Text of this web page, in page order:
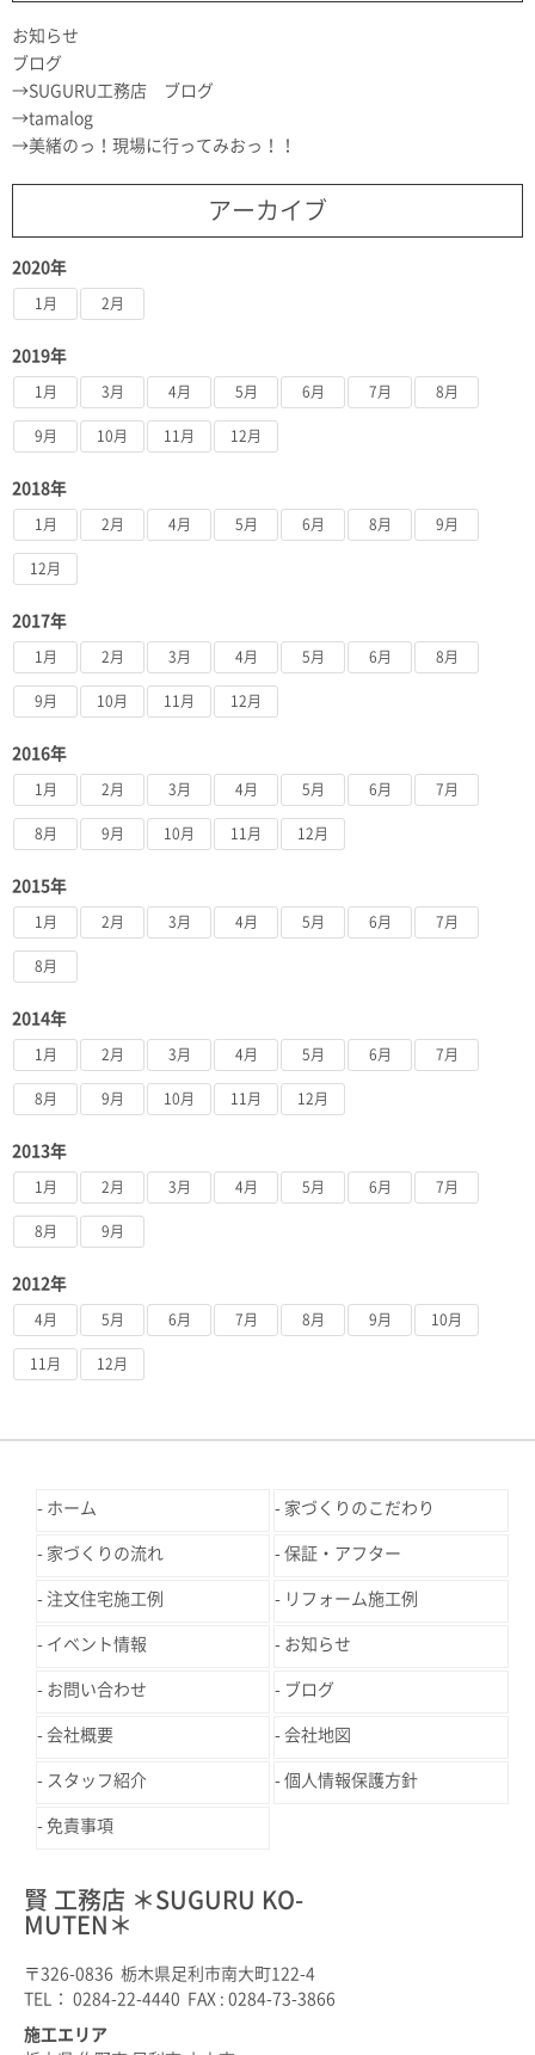
お知らせ
ブログ
SUGURU工務店 ブログ
tamalog
美緒のっ！現場に行ってみおっ！！
アーカイブ
2020年
1月 2月
2019年
1月 3月 4月 5月 6月 7月 8月
9月 10月 11月 12月
2018年
1月 2月 4月 5月 6月 8月 9月
12月
2017年
1月 2月 3月 4月 5月 6月 8月
9月 10月 11月 12月
2016年
1月 2月 3月 4月 5月 6月 7月
8月 9月 10月 11月 12月
2015年
1月 2月 3月 4月 5月 6月 7月
8月
2014年
1月 2月 3月 4月 5月 6月 7月
8月 9月 10月 11月 12月
2013年
1月 2月 3月 4月 5月 6月 7月
8月 9月
2012年
4月 5月 6月 7月 8月 9月 10月
11月 12月
ホーム 家づくりのこだわり
家づくりの流れ 保証・アフター
注文住宅施工例 リフォーム施工例
イベント情報 お知らせ
お問い合わせ ブログ
会社概要 会社地図
スタッフ紹介 個人情報保護方針
免責事項
賢 工務店 ＊SUGURU KO-
MUTEN＊
〒326-0836 栃木県足利市南大町122-4
TEL： 0284-22-4440 FAX : 0284-73-3866
施工エリア